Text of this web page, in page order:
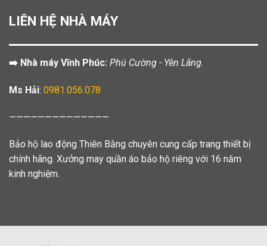
LIÊN HỆ NHÀ MÁY
➡️ Nhà máy Vĩnh Phúc: Phú Cường - Yên Lãng.
Ms Hải: 0981.056.078
——————————————
Bảo hộ lao động Thiên Bằng chuyên cung cấp trang thiết bị
chính hãng. Xưởng may quần áo bảo hộ riêng với 16 năm
kinh nghiệm.